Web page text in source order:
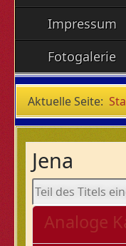
Impressum
Fotogalerie
Aktuelle Seite:
Jena
Teil des Titels
Analoge